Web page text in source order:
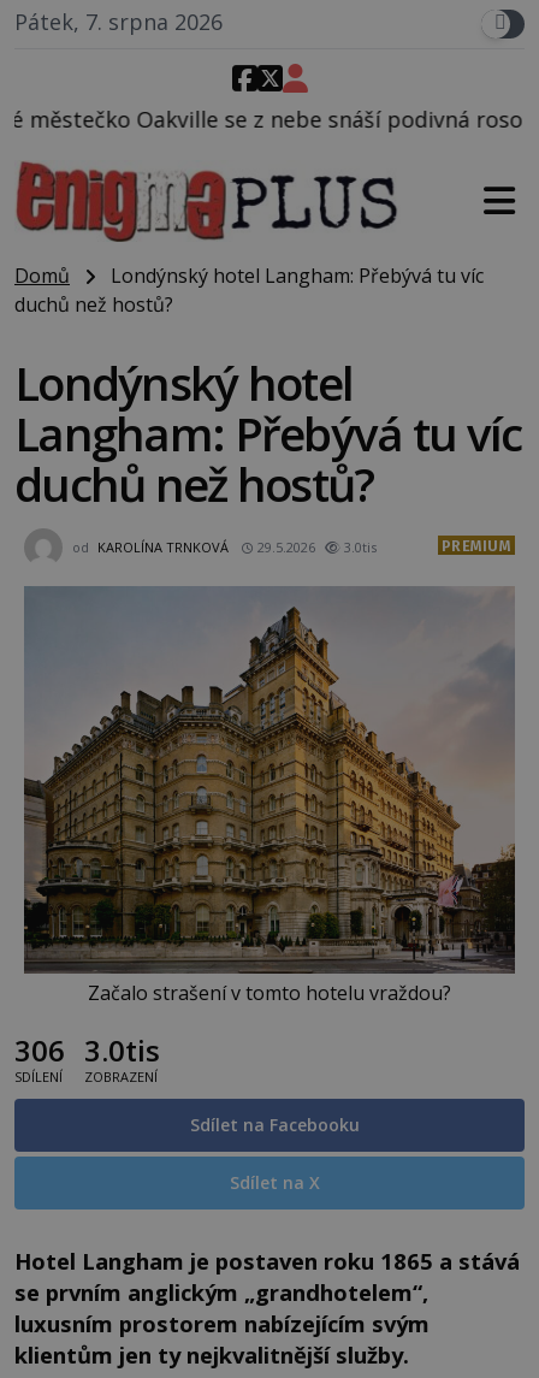
Pátek, 7. srpna 2026
nebe snáší podivná rosolovitá látka neznámého
Domů
Londýnský hotel Langham: Přebývá tu víc
duchů než hostů?
Londýnský hotel
Langham: Přebývá tu víc
duchů než hostů?
od KAROLÍNA TRNKOVÁ 29.5.2026 3.0tis PREMIUM
Začalo strašení v tomto hotelu vraždou?
306
SDÍLENÍ
3.0tis
ZOBRAZENÍ
Sdílet na Facebooku
Sdílet na X
Hotel Langham je postaven roku 1865 a stává
se prvním anglickým „grandhotelem“,
luxusním prostorem nabízejícím svým
klientům jen ty nejkvalitnější služby.